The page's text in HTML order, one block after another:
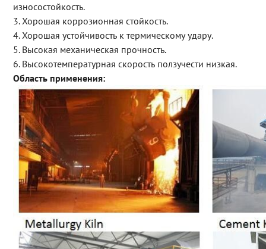
износостойкость.
3. Хорошая коррозионная стойкость.
4. Хорошая устойчивость к термическому удару.
5. Высокая механическая прочность.
6. Высокотемпературная скорость ползучести низкая.
Область применения: